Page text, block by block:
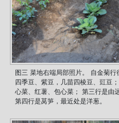
图三 菜地右端局部照片。 自金菊
四季豆、紫豆，几苗四棱豆、豇豆
心菜、红薯、包心菜； 第三行是由
第四行是莴笋，最近处是洋葱。